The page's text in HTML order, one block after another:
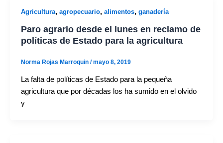
Agricultura, agropecuario, alimentos, ganadería
Paro agrario desde el lunes en reclamo de
políticas de Estado para la agricultura
Norma Rojas Marroquin /mayo 8, 2019
La falta de políticas de Estado para la pequeña
agricultura que por décadas los ha sumido en el olvido
y